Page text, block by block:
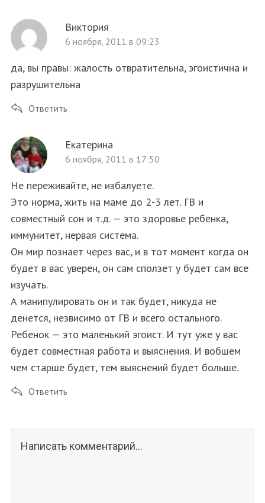
Виктория
6 ноября, 2011 в 09:23
да, вы правы: жалость отвратительна, эгоистична и
разрушительна
Ответить
Екатерина
6 ноября, 2011 в 17:50
Не переживайте, не избалуете.
Это норма, жить на маме до 2-3 лет. ГВ и
совместный сон и т.д. — это здоровье ребенка,
иммунитет, нервая система.
Он мир познает через вас, и в тот момент когда он
будет в вас уверен, он сам сползет у будет сам все
изучать.
А манипулировать он и так будет, никуда не
денется, незвисимо от ГВ и всего остального.
Ребенок — это маленький эгоист. И тут уже у вас
будет совместная работа и выяснения. И вобшем
чем старше будет, тем выяснений будет больше.
Ответить